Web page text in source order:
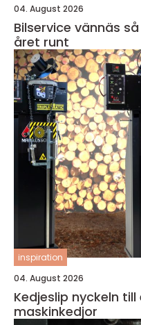
04. August 2026
Bilservice vännäs så tar du hand om bilen
året runt
inspiration
04. August 2026
Kedjeslip nyckeln till effektiva och säkra
maskinkedjor